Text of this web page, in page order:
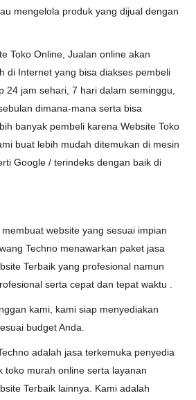
mengelola produk yang dijual dengan
Toko Online, Jualan online akan
di Internet yang bisa diakses pembeli
24 jam sehari, 7 hari dalam seminggu,
dimana-mana serta bisa
banyak pembeli karena Website Toko
buat lebih mudah ditemukan di mesin
Google / terindeks dengan baik di
membuat website yang sesuai impian
Techno menawarkan paket jasa
Terbaik yang profesional namun
serta cepat dan tepat waktu .
kami, kami siap menyediakan
budget Anda.
adalah jasa terkemuka penyedia
toko murah online serta layanan
Terbaik lainnya. Kami adalah